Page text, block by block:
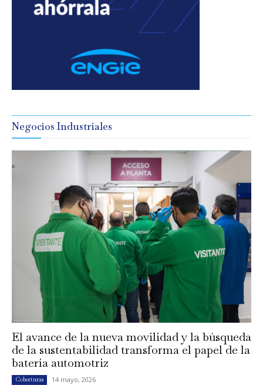
Negocios Industriales
El avance de la nueva movilidad y la búsqueda
de la sustentabilidad transforma el papel de la
batería automotriz
Coberturas 14 mayo, 2026